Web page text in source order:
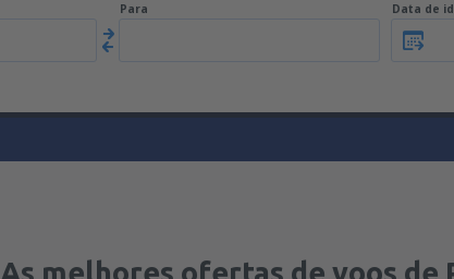
Para Data de
As melhores ofertas de voos de